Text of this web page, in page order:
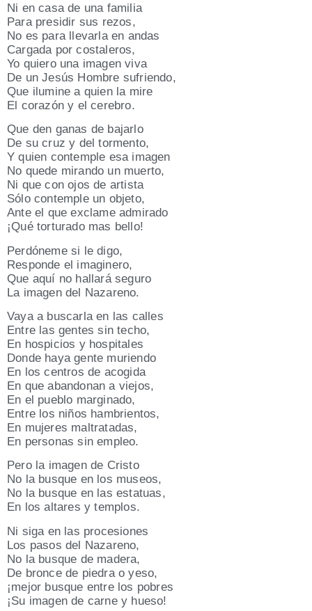
Ni en casa de una fami­lia
Para pre­si­dir sus rezos,
No es para lle­var­la en andas
Car­ga­da por cos­ta­le­ros,
Yo quie­ro una ima­gen viva
De un Jesús Hom­bre sufrien­do,
Que ilu­mi­ne a quien la mire
El cora­zón y el cerebro.
Que den ganas de bajar­lo
De su cruz y del tor­men­to,
Y quien con­tem­ple esa ima­gen
No que­de miran­do un muer­to,
Ni que con ojos de artis­ta
Sólo con­tem­ple un obje­to,
Ante el que excla­me admi­ra­do
¡Qué tor­tu­ra­do mas bello!
Per­dó­ne­me si le digo,
Res­pon­de el ima­gi­ne­ro,
Que aquí no halla­rá segu­ro
La ima­gen del Nazareno.
Vaya a bus­car­la en las calles
Entre las gen­tes sin techo,
En hos­pi­cios y hos­pi­ta­les
Don­de haya gen­te murien­do
En los cen­tros de aco­gi­da
En que aban­do­nan a vie­jos,
En el pue­blo mar­gi­na­do,
Entre los niños ham­brien­tos,
En muje­res mal­tra­ta­das,
En per­so­nas sin empleo.
Pero la ima­gen de Cris­to
No la bus­que en los museos,
No la bus­que en las esta­tuas,
En los alta­res y templos.
Ni siga en las pro­ce­sio­nes
Los pasos del Naza­reno,
No la bus­que de made­ra,
De bron­ce de pie­dra o yeso,
¡mejor bus­que entre los pobres
¡Su ima­gen de car­ne y hueso!